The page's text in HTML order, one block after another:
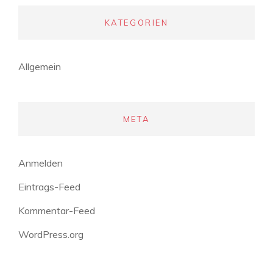
KATEGORIEN
Allgemein
META
Anmelden
Eintrags-Feed
Kommentar-Feed
WordPress.org